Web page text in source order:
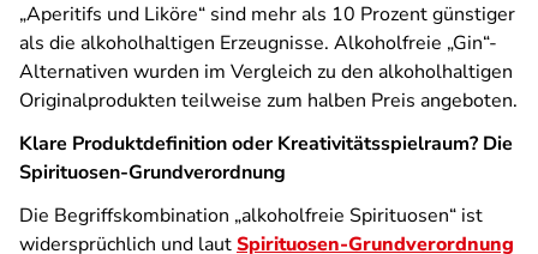
„Aperitifs und Liköre“ sind mehr als 10 Prozent günstiger
als die alkoholhaltigen Erzeugnisse. Alkoholfreie „Gin“-
Alternativen wurden im Vergleich zu den alkoholhaltigen
Originalprodukten teilweise zum halben Preis angeboten.
Klare Produktdefinition oder Kreativitätsspielraum? Die
Spirituosen-Grundverordnung
Die Begriffskombination „alkoholfreie Spirituosen“ ist
widersprüchlich und lautSpirituosen-Grundverordnung